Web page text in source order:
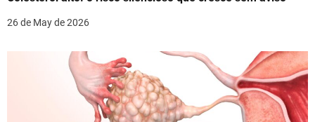
a
26 de May de 2026